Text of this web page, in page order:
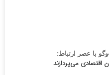
با عصر ارتباط:
اقتصادی می‌پردازند